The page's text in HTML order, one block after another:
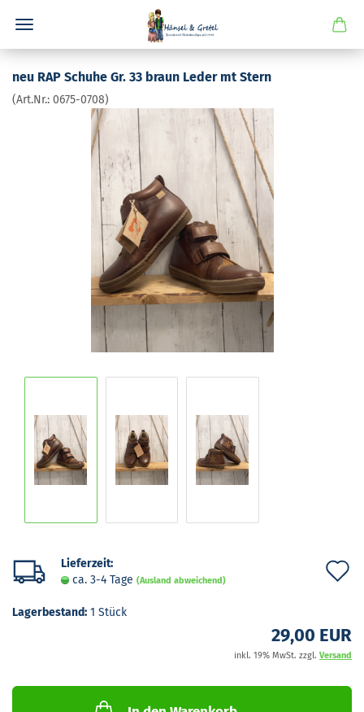
neu RAP Schu­he Gr. 33 braun Leder mt Stern
(Art.Nr.: 0675-​0708)
Lieferzeit:
ca. 3-4 Tage (Ausland abweichend)
Lagerbestand: 1 Stück
29,00 EUR
inkl. 19% MwSt. zzgl. Versand